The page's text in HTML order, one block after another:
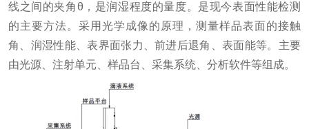
线之间的夹角θ，是润湿程度的量度。是现今表面性能检测
的主要方法。采用光学成像的原理，测量样品表面的接触
角、润湿性能、表界面张力、前进后退角、表面能等。主要
由光源、注射单元、样品台、采集系统、分析软件等组成。